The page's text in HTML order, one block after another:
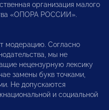
организация малого
«ОПОРА РОССИИ».
модерацию. Согласно
мы не
нецензурную лексику
замены букв точками,
Не допускаются
и социальной